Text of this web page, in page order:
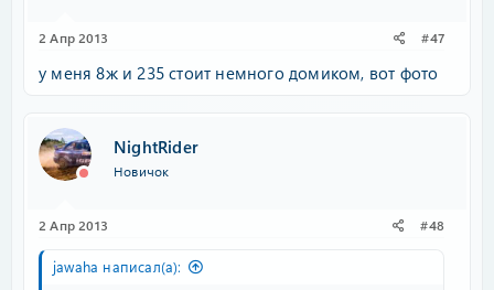
2 Апр 2013 #47
у меня 8ж и 235 стоит немного домиком, вот фото
NightRider
Новичок
2 Апр 2013 #48
jawaha написал(а):